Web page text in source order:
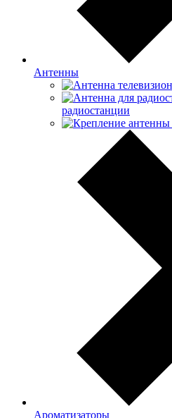
Антенны
радиостанции
Ароматизаторы